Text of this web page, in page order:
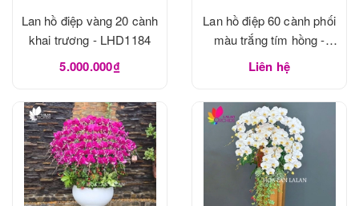
Lan hồ điệp vàng 20 cành
khai trương - LHD1184
5.000.000₫
Lan hồ điệp 60 cành phối
màu trắng tím hồng -
LHD1183
Liên hệ